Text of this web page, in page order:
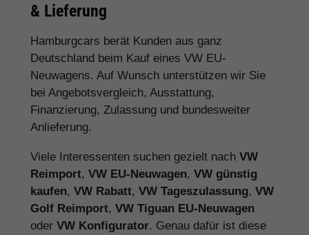
& Lieferung
Hamburgcars berät Kunden aus ganz
Deutschland beim Kauf eines VW EU-
Neuwagens. Auf Wunsch unterstützen wir Sie
bei Angebotsvergleich, Ausstattung,
Finanzierung, Zulassung und bundesweiter
Anlieferung.
Viele Interessenten suchen gezielt nach VW
Reimport, VW EU-Neuwagen, VW günstig
kaufen, VW Rabatt, VW Tageszulassung, VW
Golf Reimport, VW Tiguan EU-Neuwagen
oder VW Konfigurator. Genau dafür ist diese